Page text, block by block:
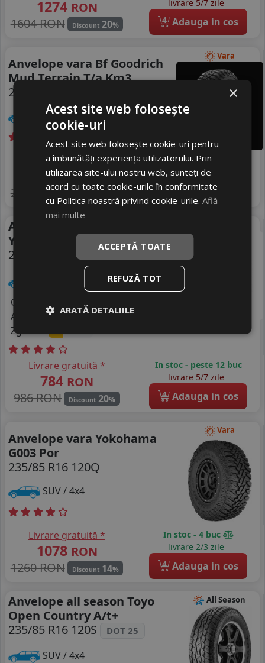
1274 RON
1604 RON
Discount 20%
livrare 5/7 zile
4 Adauga in cos
Vara
Anvelope vara Bf Goodrich
Mud Terrain T/a Km3
235/85 R16 120Q
SUV / 4x4
Livrare gratuită *
1820RON
2128 RON
14
Ultima bucata!
livrare 2/3 zile
4 Adauga in cos
Anvelope all season
Yokohama G018
235/85 R16 120S RBL
Consum
Aderenta
Zgomot
Livrare gratuită *
784 RON
986 RON
Discount 20%
In stoc - peste 12 buc
livrare 5/7 zile
4 Adauga in cos
Vara
Anvelope vara Yokohama
G003 Por
235/85 R16 120Q
SUV / 4x4
Livrare gratuită *
1078 RON
1260 RON
Discount 14%
In stoc - 4 buc
livrare 2/3 zile
4 Adauga in cos
All Season
Anvelope all season Toyo
Open Country A/t+
235/85 R16 120S
DOT 25
SUV / 4x4
×
Acest site web folosește
cookie-uri
Acest site web folosește cookie-uri pentru
a îmbunătăți experiența utilizatorului. Prin
utilizarea site-ului nostru web, sunteți de
acord cu toate cookie-urile în conformitate
cu Politica noastră privind cookie-urile.Află
mai multe
ACCEPTĂ TOATE
REFUZĂ TOT
ARATĂ DETALIILE